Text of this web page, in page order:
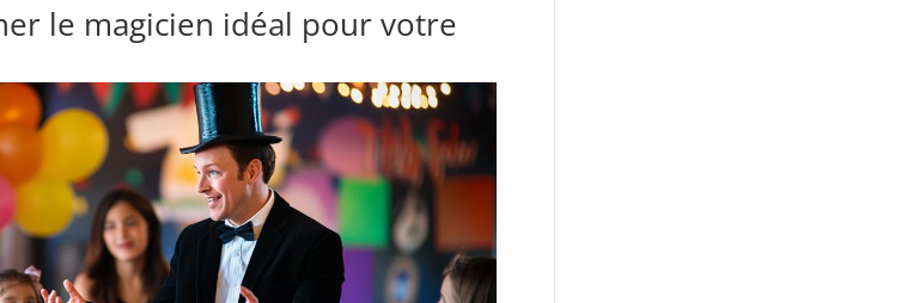
le magicien idéal pour votre